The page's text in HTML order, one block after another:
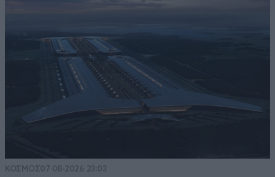
ΚΟΣΜΟΣ07·08·2026 23:03